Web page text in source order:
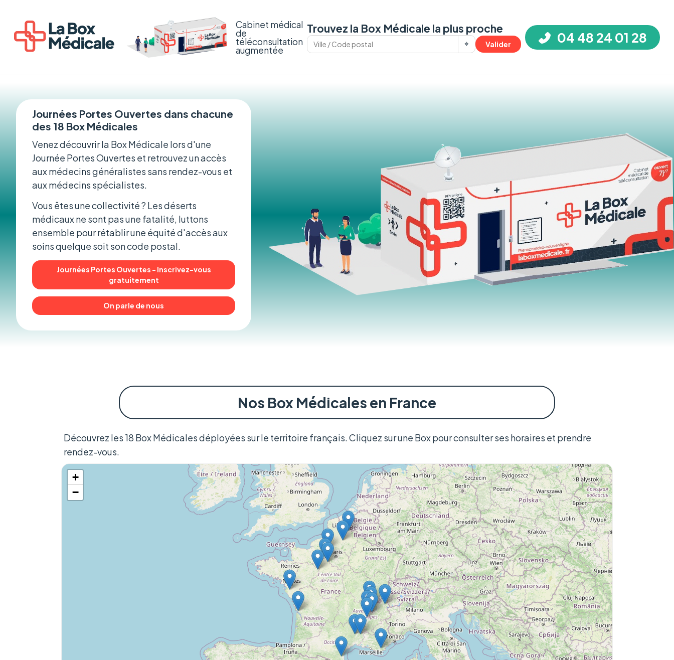
Cabinet médical
de
téléconsultation
augmentée
Trouvez la Box Médicale la plus proche
⌖ Valider 04 48 24 01 28
Journées Portes Ouvertes dans chacune
des 18 Box Médicales
Venez découvrir la Box Médicale lors d'une
Journée Portes Ouvertes et retrouvez un accès
aux médecins généralistes sans rendez-vous et
aux médecins spécialistes.
Vous êtes une collectivité ? Les déserts
médicaux ne sont pas une fatalité, luttons
ensemble pour rétablir une équité d'accès aux
soins quelque soit son code postal.
Journées Portes Ouvertes - Inscrivez-vous
gratuitement
On parle de nous
Nos Box Médicales en France
Découvrez les 18 Box Médicales déployées sur le territoire français. Cliquez sur une Box pour consulter ses horaires et prendre
rendez-vous.
+
−